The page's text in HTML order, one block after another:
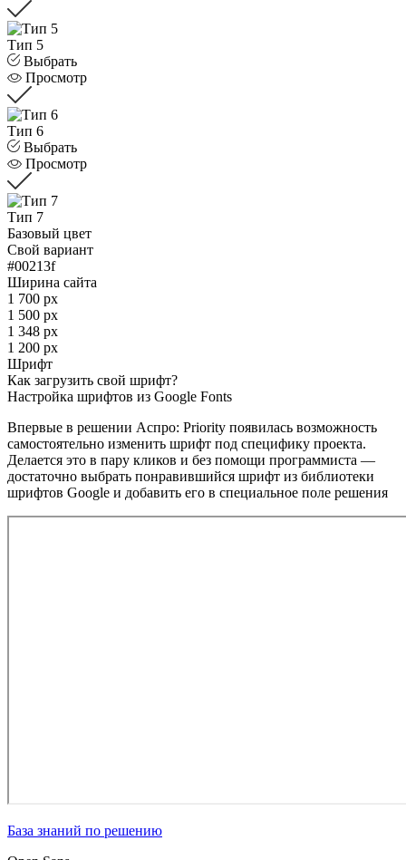
Тип 5
Выбрать
Просмотр
Тип 6
Выбрать
Просмотр
Тип 7
Базовый цвет
Свой вариант
#00213f
Ширина сайта
1 700 px
1 500 px
1 348 px
1 200 px
Шрифт
Как загрузить свой шрифт?
Настройка шрифтов из Google Fonts
Впервые в решении Аспро: Priority появилась возможность
самостоятельно изменить шрифт под специфику проекта.
Делается это в пару кликов и без помощи программиста —
достаточно выбрать понравившийся шрифт из библиотеки
шрифтов Google и добавить его в специальное поле решения
База знаний по решению